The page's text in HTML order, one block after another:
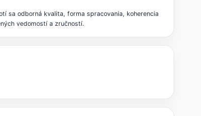
sa odborná kvalita, forma spracovania, koherencia
vedomostí a zručností.